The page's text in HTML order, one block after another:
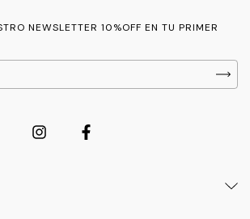
NEWSLETTER 10%OFF EN TU PRIMER